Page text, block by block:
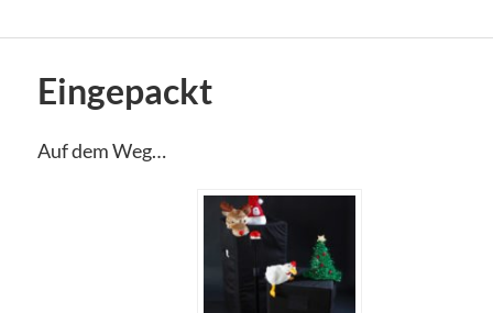
Eingepackt
Auf dem Weg…